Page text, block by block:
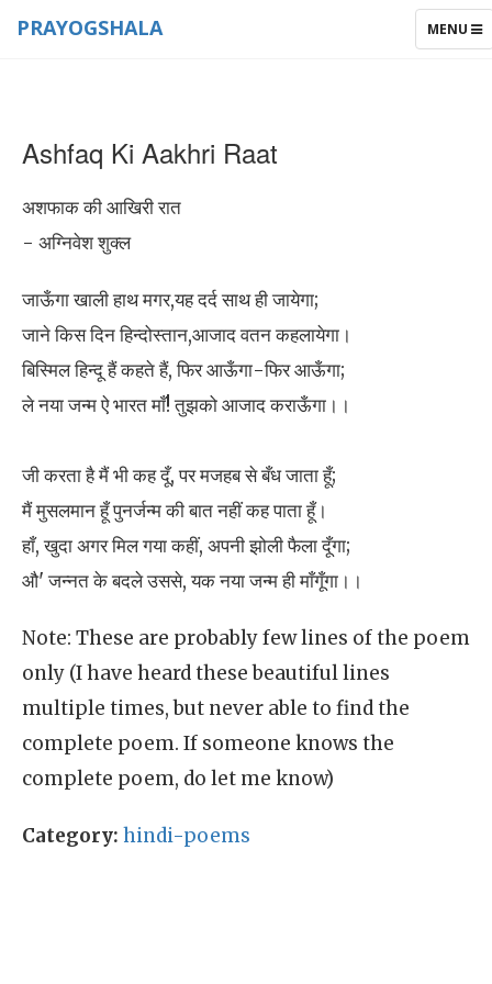
TOGGLE
MENU
PRAYOGSHALA
Ashfaq Ki Aakhri Raat
अशफाक की आखिरी रात
- अग्निवेश शुक्ल
जाऊँगा खाली हाथ मगर,यह दर्द साथ ही जायेगा;
जाने किस दिन हिन्दोस्तान,आजाद वतन कहलायेगा।
बिस्मिल हिन्दू हैं कहते हैं, फिर आऊँगा-फिर आऊँगा;
ले नया जन्म ऐ भारत माँ! तुझको आजाद कराऊँगा।।
जी करता है मैं भी कह दूँ, पर मजहब से बँध जाता हूँ;
मैं मुसलमान हूँ पुनर्जन्म की बात नहीं कह पाता हूँ।
हाँ, खुदा अगर मिल गया कहीं, अपनी झोली फैला दूँगा;
औ' जन्नत के बदले उससे, यक नया जन्म ही माँगूँगा।।
Note: These are probably few lines of the poem
only (I have heard these beautiful lines
multiple times, but never able to find the
complete poem. If someone knows the
complete poem, do let me know)
Category: hindi-poems